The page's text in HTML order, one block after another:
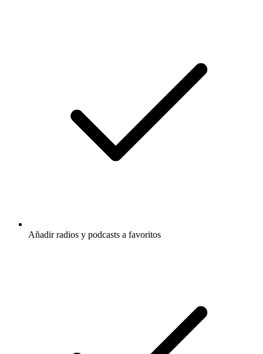
Añadir radios y podcasts a favoritos